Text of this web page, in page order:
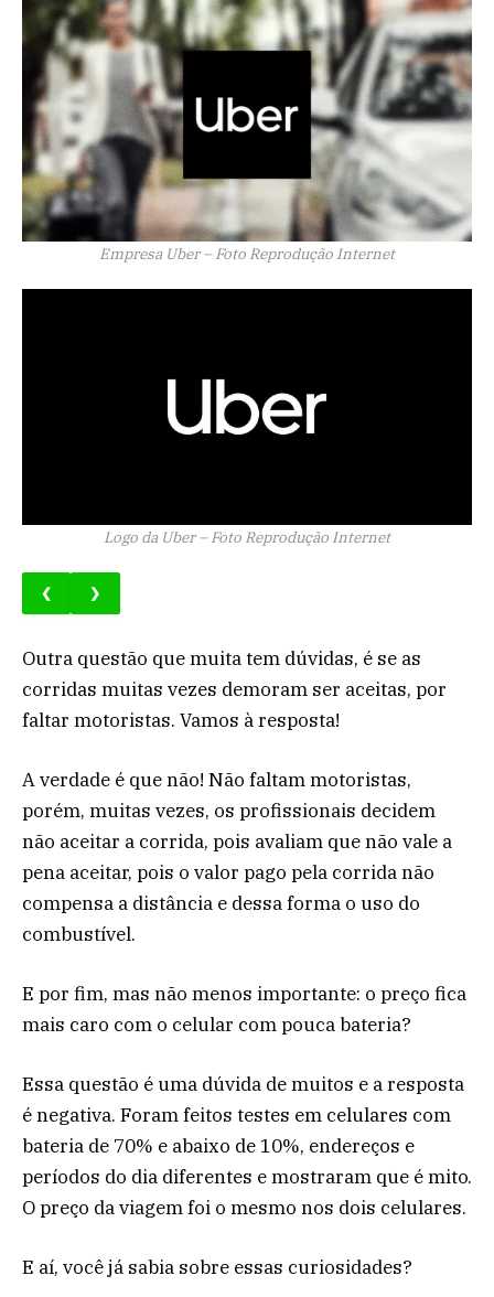
Empresa Uber – Foto Reprodução Internet
Logo da Uber – Foto Reprodução Internet
❮ ❯
Outra questão que muita tem dúvidas, é se as
corridas muitas vezes demoram ser aceitas, por
faltar motoristas. Vamos à resposta!
A verdade é que não! Não faltam motoristas,
porém, muitas vezes, os profissionais decidem
não aceitar a corrida, pois avaliam que não vale a
pena aceitar, pois o valor pago pela corrida não
compensa a distância e dessa forma o uso do
combustível.
E por fim, mas não menos importante: o preço fica
mais caro com o celular com pouca bateria?
Essa questão é uma dúvida de muitos e a resposta
é negativa. Foram feitos testes em celulares com
bateria de 70% e abaixo de 10%, endereços e
períodos do dia diferentes e mostraram que é mito.
O preço da viagem foi o mesmo nos dois celulares.
E aí, você já sabia sobre essas curiosidades?